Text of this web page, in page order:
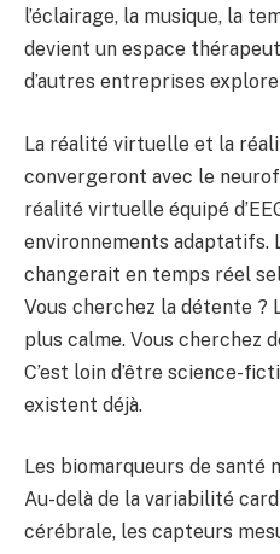
l’éclairage, la musique, la
devient un espace
d’autres entreprises
La réalité virtuelle et la
convergeront avec le
réalité virtuelle équipé
environnements adaptatifs.
changerait en temps réel
Vous cherchez la détente ?
plus calme. Vous cherchez
C’est loin d’être science-
existent déjà.
Les biomarqueurs de
Au-delà de la variabilité
cérébrale, les capteurs